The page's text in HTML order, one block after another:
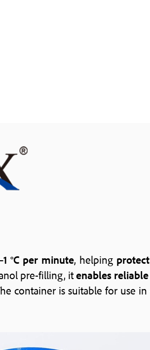
°C per minute, helping protect
pre-filling, itenables reliable
container is suitable for use in